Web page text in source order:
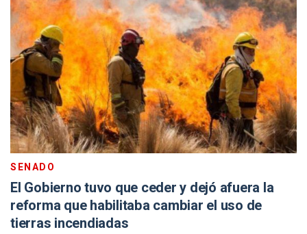
SENADO
El Gobierno tuvo que ceder y dejó afuera la
reforma que habilitaba cambiar el uso de
tierras incendiadas